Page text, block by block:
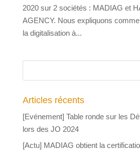
2020 sur 2 sociétés : MADIAG et
AGENCY. Nous expliquons
la digitalisation à...
Articles récents
[Evénement] Table ronde sur les
lors des JO 2024
[Actu] MADIAG obtient la